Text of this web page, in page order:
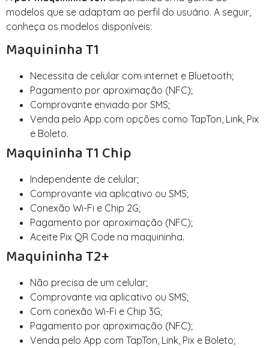
modelos que se adaptam ao perfil do usuário. A seguir,
conheça os modelos disponíveis:
Maquininha T1
Necessita de celular com internet e Bluetooth;
Pagamento por aproximação (NFC);
Comprovante enviado por SMS;
Venda pelo App com opções como TapTon, Link, Pix
e Boleto.
Maquininha T1 Chip
Independente de celular;
Comprovante via aplicativo ou SMS;
Conexão Wi-Fi e Chip 2G;
Pagamento por aproximação (NFC);
Aceite Pix QR Code na maquininha.
Maquininha T2+
Não precisa de um celular;
Comprovante via aplicativo ou SMS;
Com conexão Wi-Fi e Chip 3G;
Pagamento por aproximação (NFC);
Venda pelo App com TapTon, Link, Pix e Boleto;